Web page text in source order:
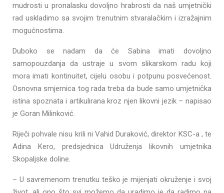
mudrosti u pronalasku dovoljno hrabrosti da naš umjetnički
rad uskladimo sa svojim trenutnim stvaralačkim i izražajnim
mogućnostima.
Duboko se nadam da će Sabina imati dovoljno
samopouzdanja da ustraje u svom slikarskom radu koji
mora imati kontinuitet, cijelu osobu i potpunu posvećenost.
Osnovna smjernica tog rada treba da bude samo umjetnička
istina spoznata i artikulirana kroz njen likovni jezik – napisao
je Goran Milinković.
Riječi pohvale nisu krili ni Vahid Duraković, direktor KSC-a , te
Adina Kero, predsjednica Udruženja likovnih umjetnika
Skopaljske doline.
– U savremenom trenutku teško je mijenjati okruženje i svoj